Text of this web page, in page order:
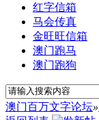
红字信箱
马会传真
金旺旺信箱
澳门跑马
澳门跑狗
澳门百万文字论坛»